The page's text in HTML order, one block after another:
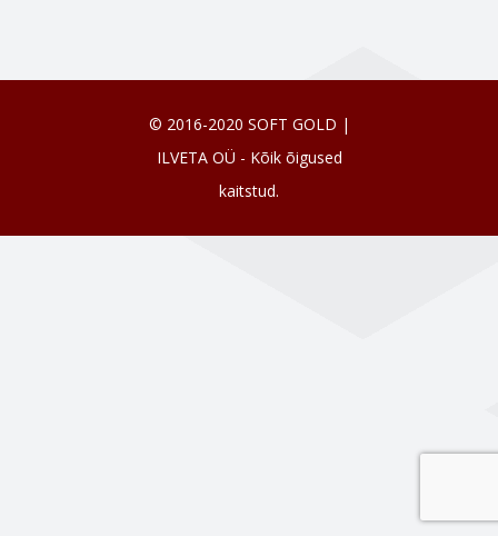
© 2016-2020 SOFT GOLD |
ILVETA OÜ - Kõik õigused
kaitstud.